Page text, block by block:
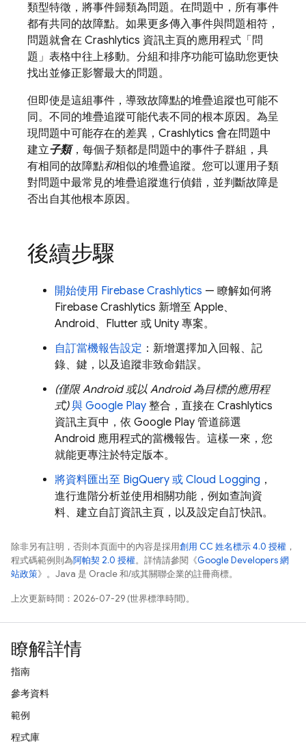
類型特徵，將事件歸類為問題。在問題中，所有事件
都有共同的故障點。如果更多傳入事件與問題相符，
問題就會在 Crashlytics 資訊主頁的應用程式「問
題」 表格中往上移動。分組和排序功能可協助您更快
找出並修正影響最大的問題。
但即使是這組事件，導致故障點的堆疊追蹤也可能不
同。不同的堆疊追蹤可能代表不同的根本原因。為呈
現問題中可能存在的差異， Crashlytics 會在問題中
建立子類，每個子類都是問題中的事件子群組，具
有相同的故障點和相似的堆疊追蹤。您可以運用子類
對問題中最常見的堆疊追蹤進行偵錯，並判斷故障是
否出自其他根本原因。
後續步驟
開始使用 Firebase Crashlytics — 瞭解如何將
Firebase Crashlytics 新增至 Apple、
Android、Flutter 或 Unity 專案。
自訂當機報告設定 ：新增選擇加入回報、記
錄、鍵，以及追蹤非致命錯誤。
(僅限 Android 或以 Android 為目標的應用程
式) 與 Google Play 整合，直接在 Crashlytics
資訊主頁中，依 Google Play 管道篩選
Android 應用程式的當機報告。這樣一來，您
就能更專注於特定版本。
將資料匯出至 BigQuery 或 Cloud Logging ，
進行進階分析並使用相關功能，例如查詢資
料、建立自訂資訊主頁，以及設定自訂快訊。
除非另有註明，否則本頁面中的內容是採用創用 CC 姓名標示 4.0 授權 ，
程式碼範例則為阿帕契 2.0 授權。詳情請參閱《Google Developers 網
站政策》。Java 是 Oracle 和/或其關聯企業的註冊商標。
上次更新時間：2026-07-29 (世界標準時間)。
瞭解詳情
指南
參考資料
範例
程式庫